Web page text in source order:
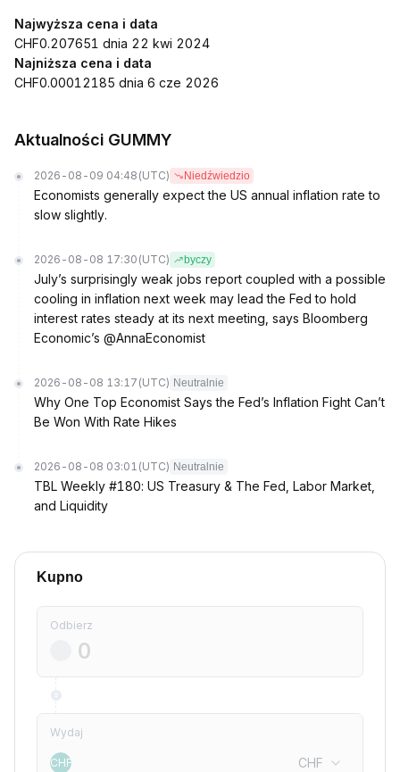
Najwyższa cena i data
CHF0.207651 dnia 22 kwi 2024
Najniższa cena i data
CHF0.00012185 dnia 6 cze 2026
Aktualności GUMMY
2026-08-09 04:48 (UTC) Niedźwiedzio
Economists generally expect the US annual inflation rate to
slow slightly.
2026-08-08 17:30 (UTC) byczy
July’s surprisingly weak jobs report coupled with a possible
cooling in inflation next week may lead the Fed to hold
interest rates steady at its next meeting, says Bloomberg
Economic’s @AnnaEconomist
2026-08-08 13:17 (UTC) Neutralnie
Why One Top Economist Says the Fed’s Inflation Fight Can’t
Be Won With Rate Hikes
2026-08-08 03:01 (UTC) Neutralnie
TBL Weekly #180: US Treasury & The Fed, Labor Market,
and Liquidity
Kupno
Odbierz
Wydaj
CHF CHF